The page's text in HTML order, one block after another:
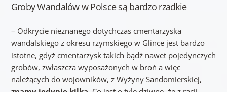
Groby Wandalów w Polsce są bardzo rzadkie
– Odkrycie nieznanego dotychczas cmentarzyska
wandalskiego z okresu rzymskiego w Glince jest bardzo
istotne, gdyż cmentarzysk takich bądź nawet pojedynczych
grobów, zwłaszcza wyposażonych w broń a więc
należących do wojowników, z Wyżyny Sandomierskiej,